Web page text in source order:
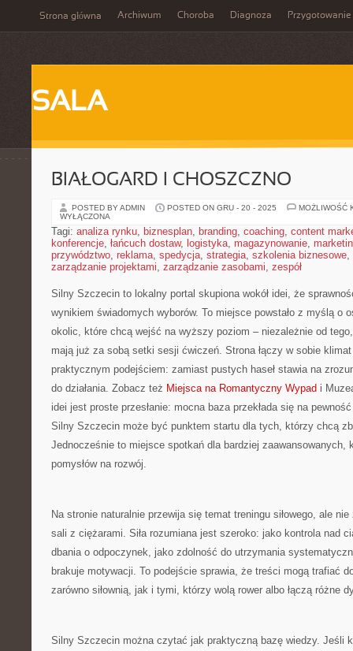
Strona główna Archiwum Choroba Diagnoza Przygotowanie
SALA
BIAŁOGARD I CHOSZCZNO
POSTED BY ADMIN POSTED ON GRU - 20 - 2025
MOŻLIWOŚĆ
WYŁĄCZONA
Tagi: analiza rynku, biznesplan, branding, coaching, content
konferencje, łańcuch dostaw, logistyka, magazynowanie,
przywództwo, reklama, spedycja, strategia, szkolenia biznesowe,
zarządzanie projektami, zarządzanie zasobami, zespół
Silny Szczecin to lokalny portal skupiona wokół idei, że
wynikiem świadomych wyborów. To miejsce powstało z myślą o
okolic, które chcą wejść na wyższy poziom – niezależnie od
mają już za sobą setki sesji ćwiczeń. Strona łączy w sobie
praktycznym podejściem: zamiast pustych haseł stawia na
do działania. Zobacz też Miejsca na Romantyczny Wypad i
idei jest proste przesłanie: mocna baza przekłada się na
Silny Szczecin może być punktem startu dla tych, którzy chcą
Jednocześnie to miejsce spotkań dla bardziej zaawansowanych,
pomysłów na rozwój.
Na stronie naturalnie przewija się temat treningu siłowego, ale
sali z ciężarami. Siła rozumiana jest szeroko: jako kontrola nad
dbania o odpoczynek, jako zdolność do utrzymania
brakuje motywacji. To podejście sprawia, że treści mogą trafiać
zarówno siłownią, jak i tymi, którzy wolą rower albo łączą różne
Silny Szczecin można czytać jak praktyczną bazę wiedzy. Jeśli